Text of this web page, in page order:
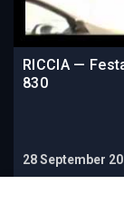
RICCIA —
830
28 September